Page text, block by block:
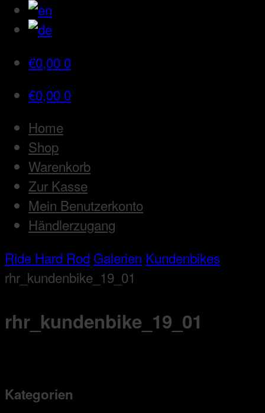
€0,00 0
€0,00 0
Home
Shop
Warenkorb
Zur Kasse
Mein Benutzerkonto
Händlerzugang
Ride Hard Rod Galerien Kundenbikes
rhr_kundenbike_19_01
rhr_kundenbike_19_01
Kategorien